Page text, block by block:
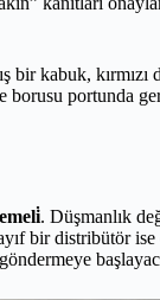
bir kabuk, kırmızı
portunda
. Düşmanlık
bir distribütör